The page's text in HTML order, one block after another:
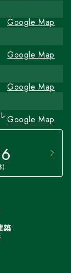
Google Map
Google Map
Google Map
Google Map
)
築